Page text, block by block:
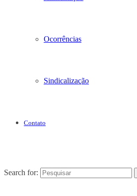
Ocorrências
Sindicalização
Contato
Search for: